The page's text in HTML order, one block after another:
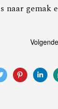
naar gemak
Volgende